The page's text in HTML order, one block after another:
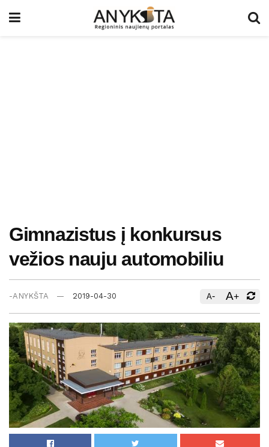
Gimnazistus į konkursus
vežios nauju automobiliu
-ANYKŠTA 2019-04-30 A- A+